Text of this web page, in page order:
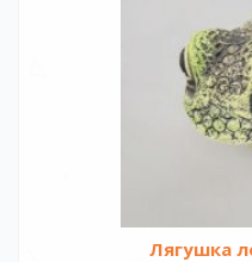
Лягушка